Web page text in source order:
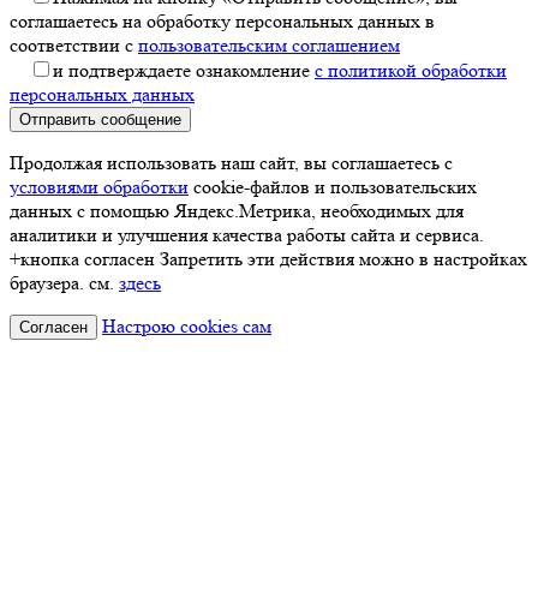
соглашаетесь на обработку персональных данных в
соответствии с пользовательским соглашением
и подтверждаете ознакомление с политикой обработки
персональных данных
Отправить сообщение
Продолжая использовать наш сайт, вы соглашаетесь с
условиями обработки cookie-файлов и пользовательских
данных с помощью Яндекс.Метрика, необходимых для
аналитики и улучшения качества работы сайта и сервиса.
+кнопка согласен Запретить эти действия можно в настройках
браузера. см. здесь
Согласен Настрою cookies сам